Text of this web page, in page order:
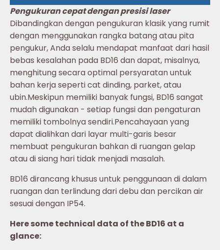
Pengukuran cepat dengan presisi laser
Dibandingkan dengan pengukuran klasik yang rumit
dengan menggunakan rangka batang atau pita
pengukur, Anda selalu mendapat manfaat dari hasil
bebas kesalahan pada BD16 dan dapat, misalnya,
menghitung secara optimal persyaratan untuk
bahan kerja seperti cat dinding, parket, atau
ubin.Meskipun memiliki banyak fungsi, BD16 sangat
mudah digunakan - setiap fungsi dan pengaturan
memiliki tombolnya sendiri.Pencahayaan yang
dapat dialihkan dari layar multi-garis besar
membuat pengukuran bahkan di ruangan gelap
atau di siang hari tidak menjadi masalah.
BD16 dirancang khusus untuk penggunaan di dalam
ruangan dan terlindung dari debu dan percikan air
sesuai dengan IP54.
Here some technical data of the BD16 at a
glance: